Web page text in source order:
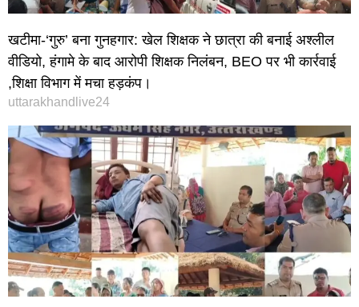
खटीमा-‘गुरु’ बना गुनहगार: खेल शिक्षक ने छात्रा की बनाई अश्लील
वीडियो, हंगामे के बाद आरोपी शिक्षक निलंबन, BEO पर भी कार्रवाई
,शिक्षा विभाग में मचा हड़कंप।
uttarakhandlive24